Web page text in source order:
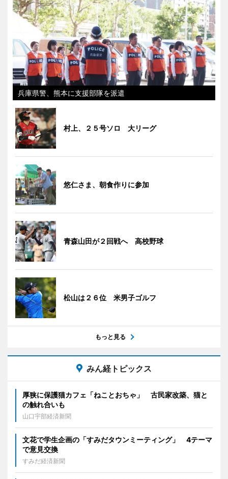
兵庫県警、熊本に支援部隊を派遣
村上、２５号ソロ 大リーグ
悠仁さま、朝食作りに参加
青森山田が２回戦へ 高校野球
松山は２６位 米男子ゴルフ
もっと見る
みん経トピックス
厚狭に保護猫カフェ「ねことおちゃ」 古民家改築、猫と
の触れ合いも
山口宇部経済新聞
文花で学生企画の「すみだタウンミーティング」 4テーマ
で意見交換
すみだ経済新聞